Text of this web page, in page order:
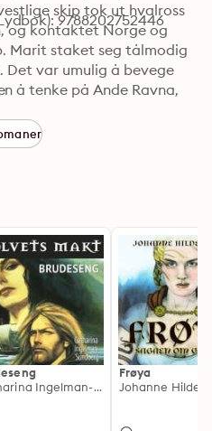
skip tok ut hvalross
og kontaktet Norge og
Marit staket seg tålmodig
var umulig å bevege
å tenke på Ande Ravna,
med de blå
Hun lengtet etter en ny
kunne kjenne lukten av
9788202752446
Catharina Ingelman-Sundberg
Frøya
Johanne